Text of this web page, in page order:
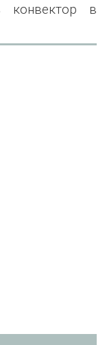
конвектор в